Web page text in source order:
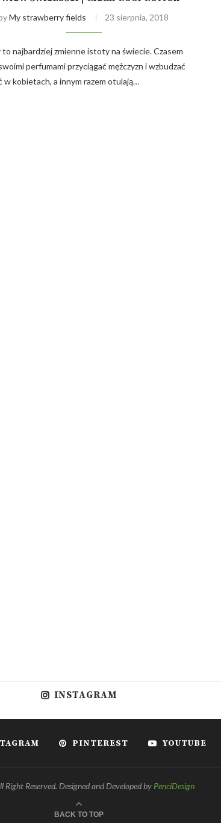
My strawberry fields 23 sierpnia, 2018
najbardziej zmienne istoty na świecie. Czasem
perfumami przyciągać mężczyzn i wzbudzać
w kobietach, a innym razem otulają…
INSTAGRAM
PINTEREST YOUTUBE
Right Reserved. Designed and Developed by PenciDesign
BACK TO TOP